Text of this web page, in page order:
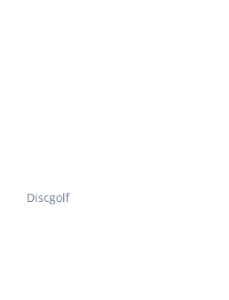
Discgolf